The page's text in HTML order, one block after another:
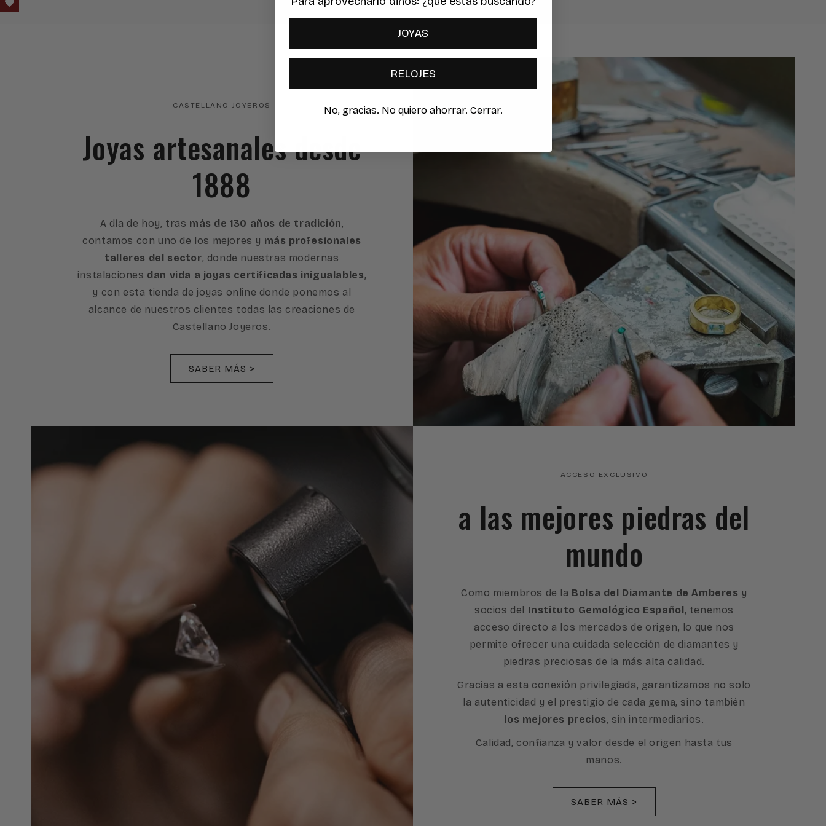
CASTELLANO JOYEROS
Joyas artesanales desde
1888
A día de hoy, tras más de 130 años de tradición,
contamos con uno de los mejores y más profesionales
talleres del sector, donde nuestras modernas
instalaciones dan vida a joyas certificadas inigualables,
y con esta tienda de joyas online donde ponemos al
alcance de nuestros clientes todas las creaciones de
Castellano Joyeros.
SABER MÁS >
ACCESO EXCLUSIVO
a las mejores piedras del
mundo
Como miembros de la Bolsa del Diamante de Amberes y
socios del Instituto Gemológico Español , tenemos
acceso directo a los mercados de origen, lo que nos
permite ofrecer una cuidada selección de diamantes y
piedras preciosas de la más alta calidad.
Gracias a esta conexión privilegiada, garantizamos no solo
la autenticidad y el prestigio de cada gema, sino también
los mejores precios, sin intermediarios.
Calidad, confianza y valor desde el origen hasta tus
manos.
SABER MÁS >
JOYAS
RELOJES
No, gracias. No quiero ahorrar. Cerrar.